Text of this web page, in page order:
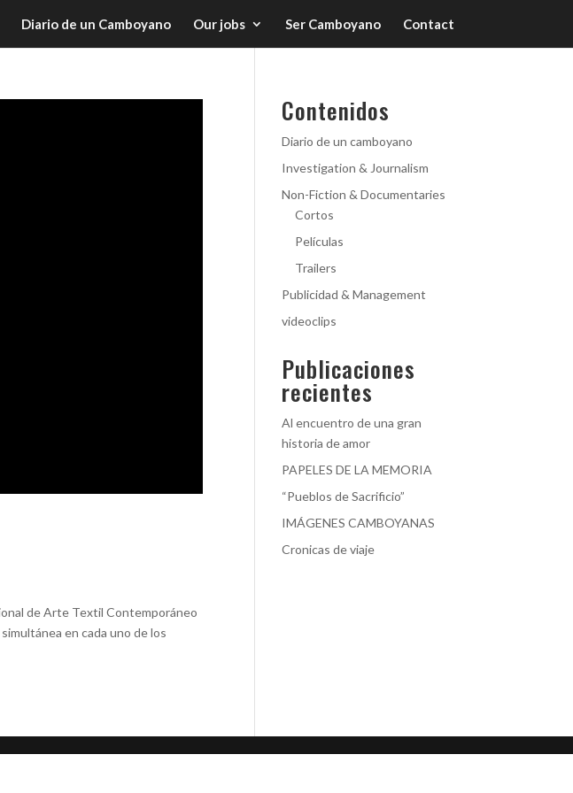
Diario de un Camboyano Our jobs Ser Camboyano Contact
de Arte Textil Contemporáneo
en cada uno de los
Contenidos
Diario de un camboyano
Investigation & Journalism
Non-Fiction & Documentaries
Cortos
Películas
Trailers
Publicidad & Management
videoclips
Publicaciones
recientes
Al encuentro de una gran
historia de amor
PAPELES DE LA MEMORIA
“Pueblos de Sacrificio”
IMÁGENES CAMBOYANAS
Cronicas de viaje